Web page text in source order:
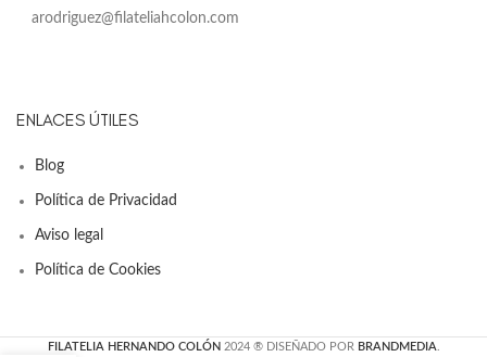
arodriguez@filateliahcolon.com
ENLACES ÚTILES
Blog
Política de Privacidad
Aviso legal
Política de Cookies
FILATELIA HERNANDO COLÓN 2024 ® DISEÑADO POR BRANDMEDIA.